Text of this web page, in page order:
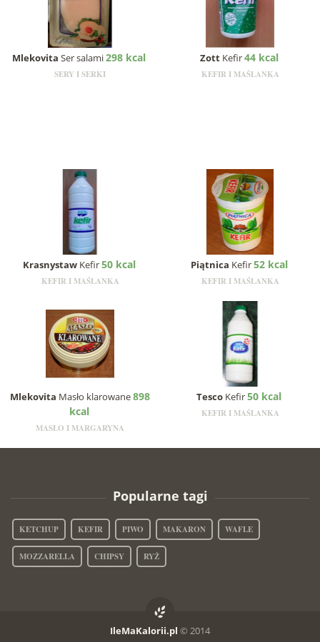
Mlekovita Ser salami298 kcal
SERY I SERKI
ZottKefir44 kcal
KEFIR I MAŚLANKA
KrasnystawKefir50 kcal
KEFIR I MAŚLANKA
Piątnica Kefir52 kcal
KEFIR I MAŚLANKA
Mlekovita Masło klarowane898
kcal
MASŁO I MARGARYNA
Tesco Kefir50 kcal
KEFIR I MAŚLANKA
Popularne tagi
KETCHUP KEFIR PIWO MAKARON WAFLE
MOZZARELLA CHIPSY RYŻ
IleMaKalorii.pl © 2014